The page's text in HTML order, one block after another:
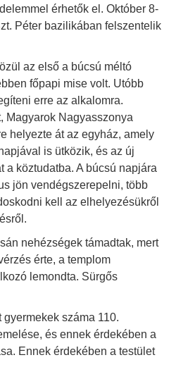
érhetők el. Október 8-
Péter bazilikában felszentelik
az első a búcsú méltó
főpapi mise volt. Utóbb
erre az alkalomra.
Magyarok Nagyasszonya
helyezte át az egyház, amely
is ütközik, és az új
a köztudatba. A búcsú napjára
jön vendégszerepelni, több
kell az elhelyezésükről
nehézségek támadtak, mert
érte, a templom
lemondta. Sürgős
száma 110.
és ennek érdekében a
Ennek érdekében a testület